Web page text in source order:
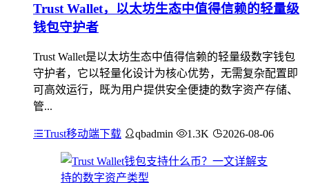
Trust Wallet，以太坊生态中值得信赖的轻量级
钱包守护者
Trust Wallet是以太坊生态中值得信赖的轻量级数字钱包
守护者，它以轻量化设计为核心优势，无需复杂配置即
可高效运行，既为用户提供安全便捷的数字资产存储、
管...
Trust移动端下载 qbadmin 1.3K 2026-08-06